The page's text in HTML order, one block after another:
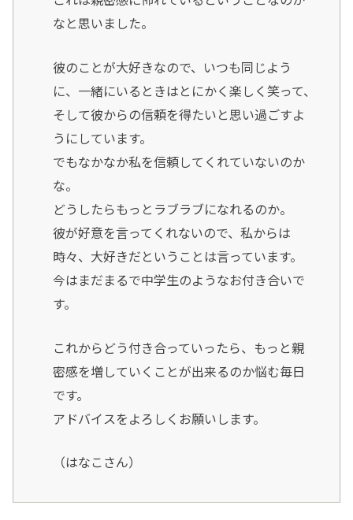
なと思いました。
彼のことが大好きなので、いつも同じよう
に、一緒にいるときはとにかく楽しく笑って、
そして彼からの信頼を得たいと思い過ごすよ
うにしています。
でもなかなか私を信頼してくれていないのか
な。
どうしたらもっとラブラブになれるのか。
彼が好意を言ってくれないので、私からは
時々、大好きだということは言っています。
今はまだまるで中学生のようなお付き合いで
す。
これからどう付き合っていったら、もっと親
密感を増していくことが出来るのか悩む毎日
です。
アドバイスをよろしくお願いします。
（はなこさん）